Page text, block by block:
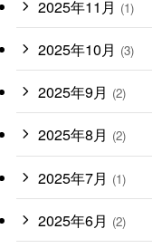
2025年11月 (1)
2025年10月 (3)
2025年9月 (2)
2025年8月 (2)
2025年7月 (1)
2025年6月 (2)